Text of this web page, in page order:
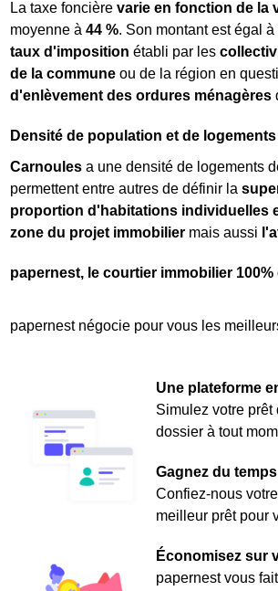
La taxe foncière varie en fonction de la
moyenne à 44 %. Son montant est égal à
taux d'imposition établi par les
de la commune ou de la région en
d'enlèvement des ordures ménagères
Densité de population et de
Carnoules a une densité de logements
permettent entre autres de définir la
proportion d'habitations individuelles
zone du projet immobilier mais aussi
papernest, le courtier immobilier 100%
papernest négocie pour vous les
Une plateforme
Simulez votre
dossier à tout
Gagnez du
Confiez-nous
meilleur prêt pour
Économisez sur
papernest vous